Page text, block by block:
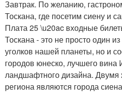
Завтрак. По желанию,
Тоскана, где посетим сиену и
Плата 25 \u20ac входные
Тоскана - это не просто один
уголков нашей планеты, но и
городов юнеско, лучшего вина
ландшафтного дизайна. Двумя
региона являются города